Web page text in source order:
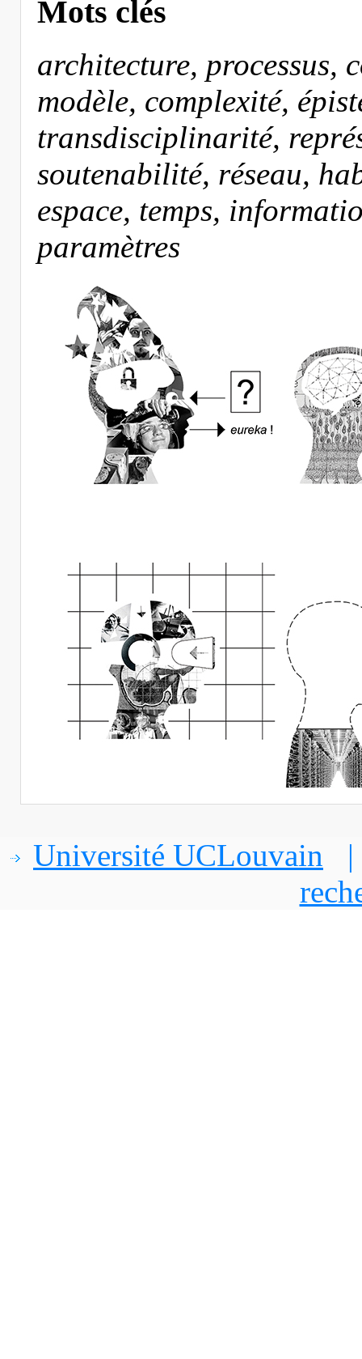
Mots clés
architecture, processus,
modèle, complexité,
transdisciplinarité,
soutenabilité, réseau,
espace, temps,
paramètres
Université UCLouvain